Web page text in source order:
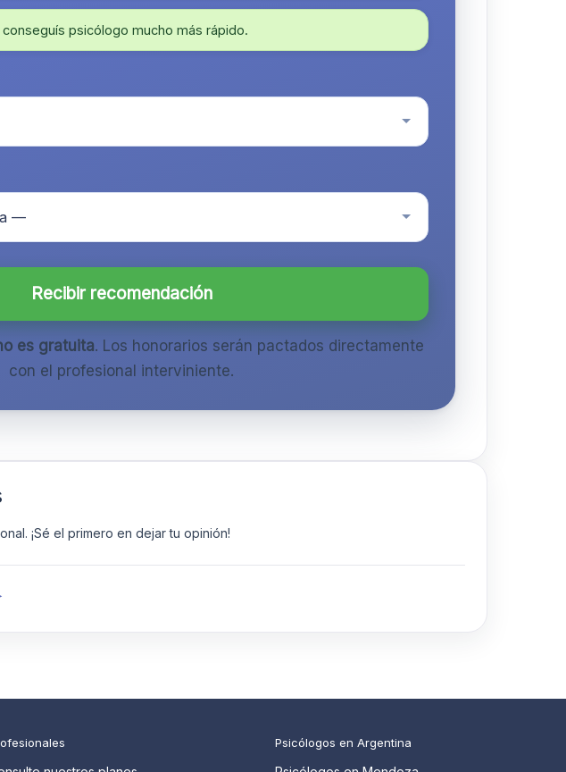
psicólogo mucho más rápido.
Recibir recomendación
es gratuita. Los honorarios serán pactados directamente
con el profesional interviniente.
¡Sé el primero en dejar tu opinión!
Psicólogos en Argentina